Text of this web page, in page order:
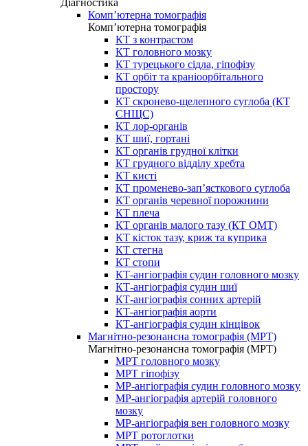
Діагностика
Комп’ютерна томографія
Комп’ютерна томографія
КТ з контрастом
КТ головного мозку
КТ турецького сідла, гіпофізу
КТ орбіт та краніоорбітального
простору
КТ скронево-щелепного суглоба (КТ
СНЩС)
КТ лор-органів
КТ шиї, гортані
КТ органів грудної клітки
КТ грудного відділу хребта
КТ кисті
КТ променево-зап’ясткового суглоба
КТ органів черевної порожнини
КТ плеча
КТ органів малого тазу (КТ ОМТ)
КТ кісток тазу, криж та куприка
КТ стегна
КТ стопи
КТ-ангіографія судин головного мозку
КТ-ангіографія судин шиї
КТ-ангіографія сонних артерій
КТ-ангіографія аорти
КТ-ангіографія судин кінцівок
Магнітно-резонансна томографія (МРТ)
Магнітно-резонансна томографія (МРТ)
МРТ головного мозку
МРТ гіпофізу
МР-ангіографія судин головного мозку
МР-ангіографія артерій головного
мозку
МР-ангіографія вен головного мозку
МРТ ротоглотки